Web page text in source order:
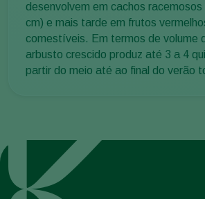
desenvolvem em cachos
cm) e mais tarde em frutos
comestíveis. Em termos de volume
arbusto crescido produz até 3 a 4
partir do meio até ao final do verão